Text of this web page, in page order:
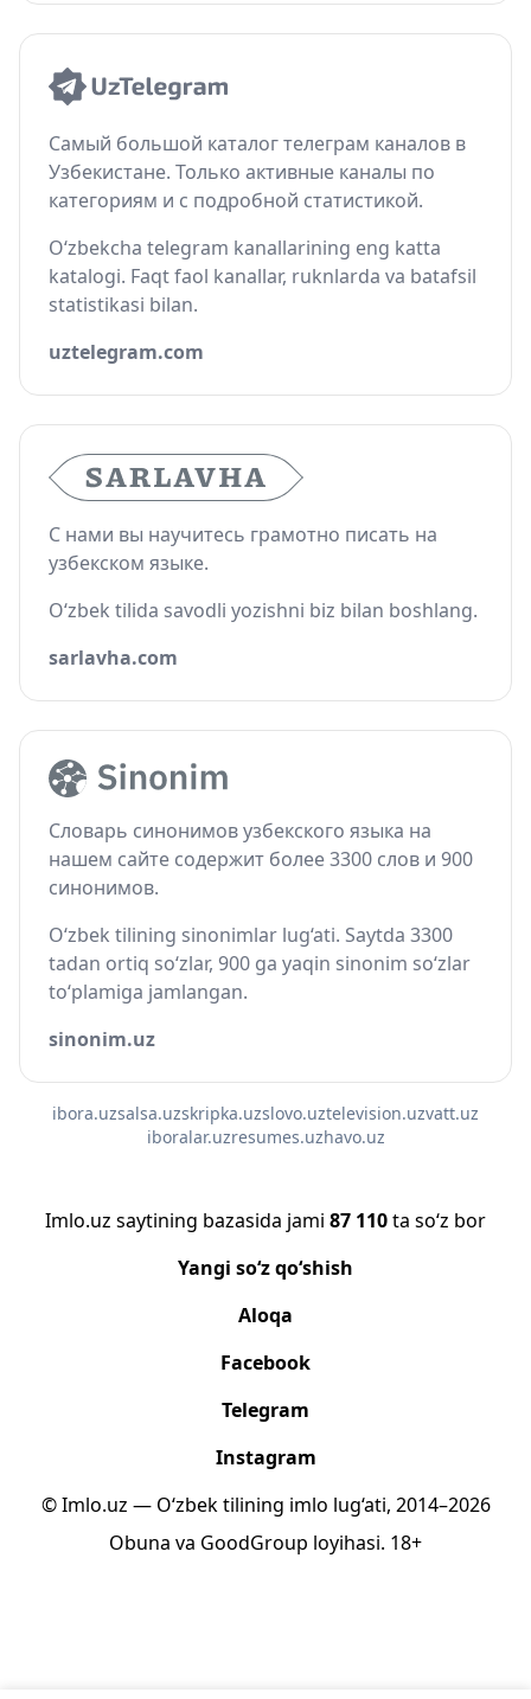
Самый большой каталог телеграм каналов в
Узбекистане. Только активные каналы по
категориям и с подробной статистикой.
O‘zbekcha telegram kanallarining eng katta
katalogi. Faqt faol kanallar, ruknlarda va batafsil
statistikasi bilan.
uztelegram.com
С нами вы научитесь грамотно писать на
узбекском языке.
O‘zbek tilida savodli yozishni biz bilan boshlang.
sarlavha.com
Словарь синонимов узбекского языка на
нашем сайте содержит более 3300 слов и 900
синонимов.
O‘zbek tilining sinonimlar lug‘ati. Saytda 3300
tadan ortiq so‘zlar, 900 ga yaqin sinonim so‘zlar
to‘plamiga jamlangan.
sinonim.uz
ibora.uzsalsa.uzskripka.uzslovo.uztelevision.uzvatt.uz
iboralar.uzresumes.uzhavo.uz
Imlo.uz saytining bazasida jami 87 110ta so‘z bor
Yangi so‘z qo‘shish
Aloqa
Facebook
Telegram
Instagram
© Imlo.uz — O‘zbek tilining imlo lug‘ati, 2014–2026
Obuna va GoodGroup loyihasi. 18+